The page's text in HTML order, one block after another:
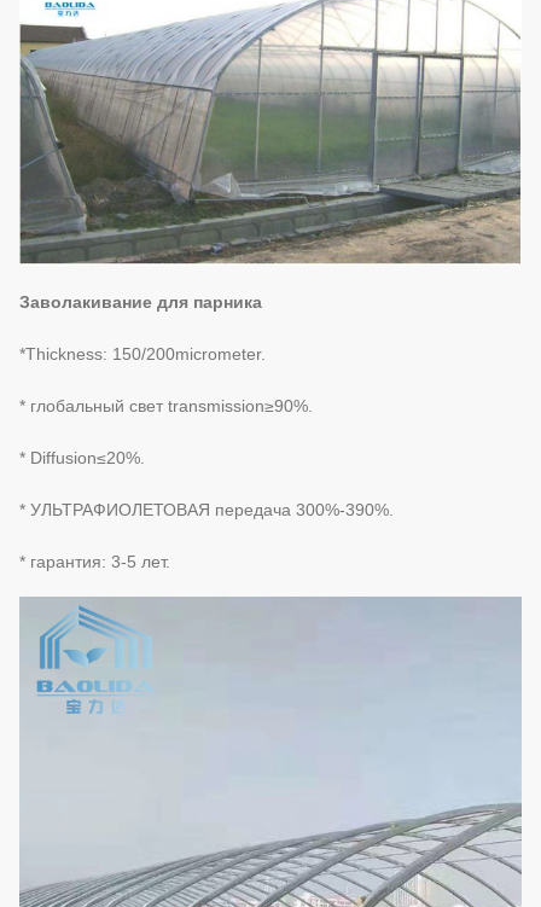
Заволакивание для парника
*Thickness: 150/200micrometer.
* глобальный свет transmission≥90%.
* Diffusion≤20%.
* УЛЬТРАФИОЛЕТОВАЯ передача 300%-390%.
* гарантия: 3-5 лет.